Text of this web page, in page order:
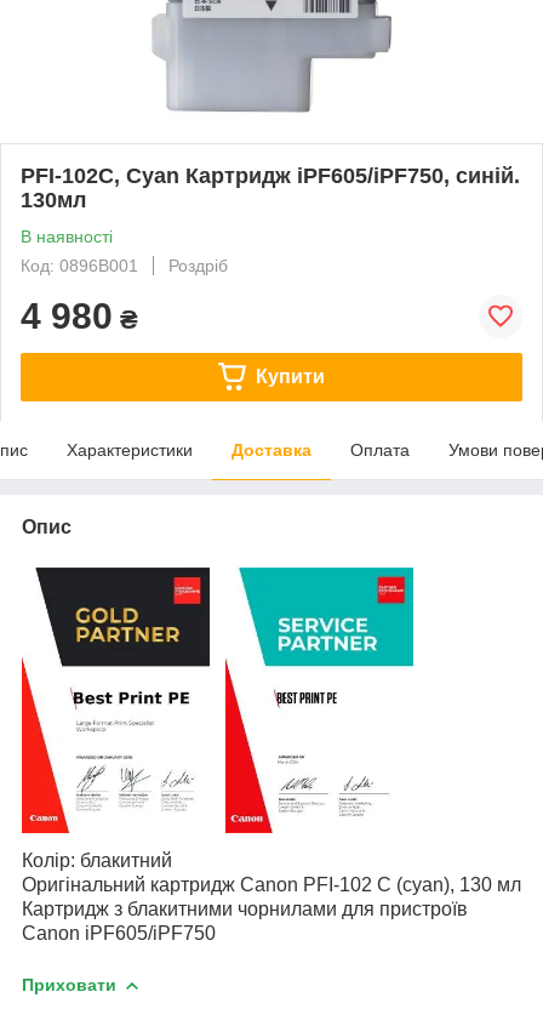
PFI-102C, Cyan Картридж iPF605/iPF750, синій.
130мл
В наявності
Код: 0896B001
Роздріб
4 980 ₴
Купити
Характеристики Доставка Оплата Умови
Опис
Колір: блакитний
Оригінальний картридж Canon PFI-102 C (cyan), 130 мл
Картридж з блакитними чорнилами для пристроїв
Canon iPF605/iPF750
Приховати